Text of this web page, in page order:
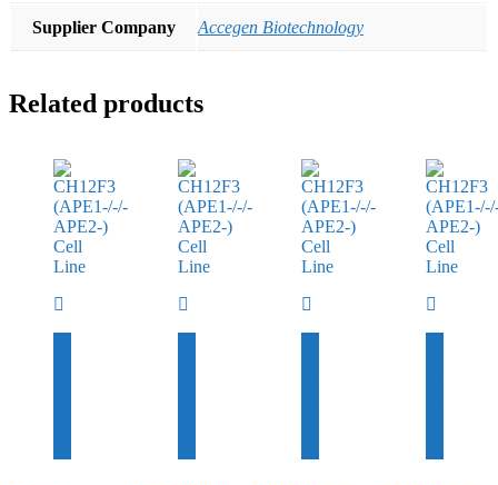
Supplier Company Accegen Biotechnology
Related products